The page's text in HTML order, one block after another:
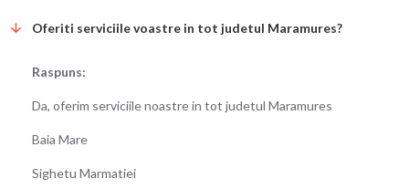
Oferiti serviciile voastre in tot judetul Maramures?
Raspuns:
Da, oferim serviciile noastre in tot judetul Maramures
Baia Mare
Sighetu Marmatiei